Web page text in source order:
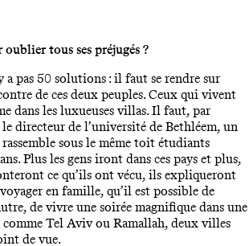
tous ses préjugés ?
a pas 50 solutions : il faut se rendre sur
de ces deux peuples. Ceux qui vivent
dans les luxueuses villas. Il faut, par
directeur de l’université de Bethléem, un
sous le même toit étudiants
Plus les gens iront dans ces pays et plus,
ce qu’ils ont vécu, ils expliqueront
en famille, qu’il est possible de
de vivre une soirée magnifique dans une
Tel Aviv ou Ramallah, deux villes
de vue.